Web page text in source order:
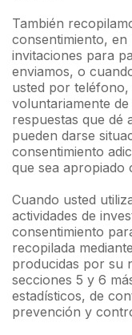
También
consentimiento,
invitaciones para
enviamos, o
usted por
voluntariamente
respuestas que dé
pueden darse
consentimiento
que sea apropiado
Cuando usted
actividades de
consentimiento
recopilada
producidas por su
secciones 5 y 6
estadísticos, de
prevención y